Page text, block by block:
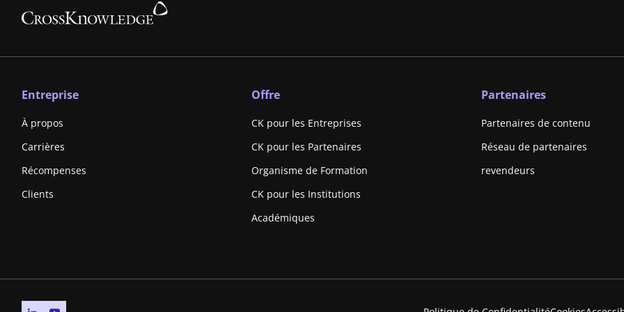
Entreprise
À propos
Carrières
Récompenses
Clients
Offre
CK pour les Entreprises
CK pour les Partenaires
Organisme de Formation
CK pour les Institutions
Académiques
Partenaires
Partenaires de contenu
Réseau de partenaires
revendeurs